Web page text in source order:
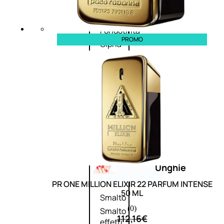
Primer
viso
Fondotinta
Cipria
Fard/Blush
Illuminante
Terre
abbronzanti
Fissatore
trucco
Unghie
Smalto
Smalto
PROMO
PR ONE MILLION ELIXIR 22 PARFUM INTENSE
50 ML
(0)
112,16€